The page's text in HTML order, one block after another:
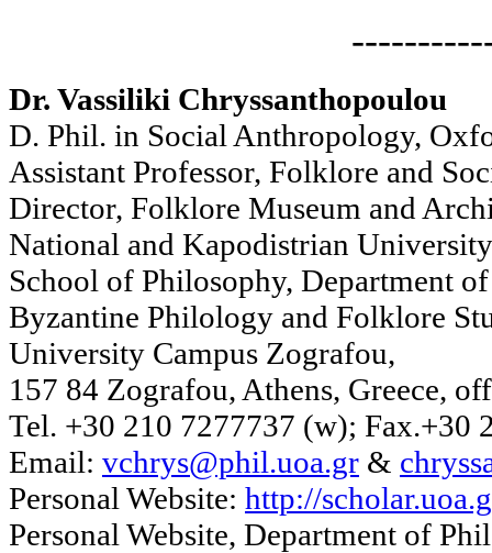
Dr. Vassiliki Chryssanthopoulou
D. Phil. in Social Anthropology,
Assistant Professor, Folklore and
Director, Folklore Museum and
National and Kapodistrian
School of Philosophy, Department
Byzantine Philology and Folklore
University Campus Zografou,
157 84 Zografou, Athens, Greece,
Tel. +30 210 7277737 (w); Fax.+30
Email: vchrys@phil.uoa.gr &
Personal Website: http://
Personal Website, Department of